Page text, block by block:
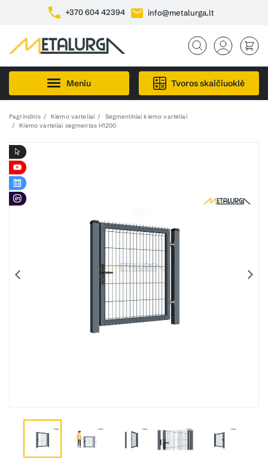
+370 604 42394 info@metalurga.lt
Meniu Tvoros skaičiuoklė
Pagrindinis Kiemo varteliai
Segmentiniai kiemo varteliai
Kiemo varteliai segmentas H1200